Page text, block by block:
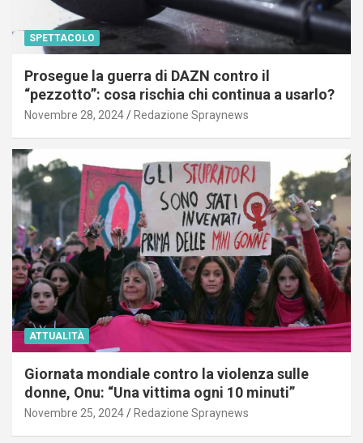
SPETTACOLO
Prosegue la guerra di DAZN contro il
“pezzotto”: cosa rischia chi continua a usarlo?
Novembre 28, 2024 Redazione Spraynews
ATTUALITÀ
Giornata mondiale contro la violenza sulle
donne, Onu: “Una vittima ogni 10 minuti”
Novembre 25, 2024 Redazione Spraynews